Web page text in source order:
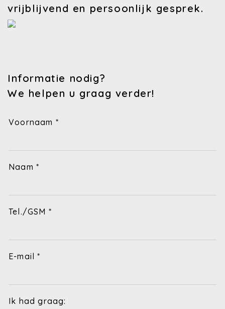
vrijblijvend en persoonlijk gesprek.
Informatie nodig?
We helpen u graag verder!
Voornaam *
Naam *
Tel./GSM *
E-mail *
Ik had graag: